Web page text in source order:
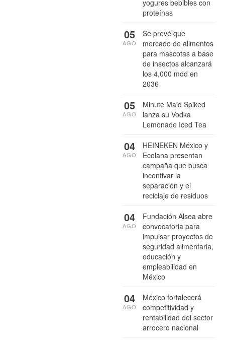
yogures bebibles con
proteínas
Se prevé que
mercado de alimentos
para mascotas a base
de insectos alcanzará
los 4,000 mdd en
2036
05
AGO
Minute Maid Spiked
lanza su Vodka
Lemonade Iced Tea
05
AGO
HEINEKEN México y
Ecolana presentan
campaña que busca
incentivar la
separación y el
reciclaje de residuos
04
AGO
Fundación Alsea abre
convocatoria para
impulsar proyectos de
seguridad alimentaria,
educación y
empleabilidad en
México
04
AGO
México fortalecerá
competitividad y
rentabilidad del sector
arrocero nacional
04
AGO